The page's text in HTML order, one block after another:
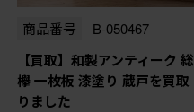
商品番号 B-050467
【買取】和製アンティーク 総
欅 一枚板 漆塗り 蔵戸を買取
りました